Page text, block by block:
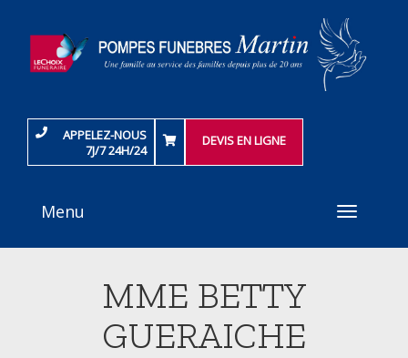
APPELEZ-NOUS
7J/7 24H/24
DEVIS EN LIGNE
Toggle
Menu
MME BETTY
GUERAICHE